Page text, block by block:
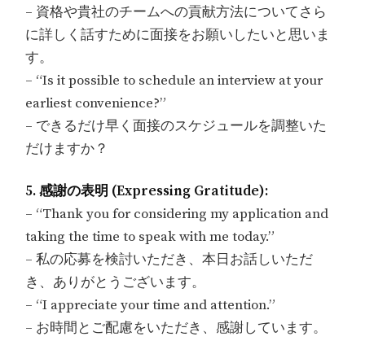
– 資格や貴社のチームへの貢献方法についてさら
に詳しく話すために面接をお願いしたいと思いま
す。
– “Is it possible to schedule an interview at your
earliest convenience?”
– できるだけ早く面接のスケジュールを調整いた
だけますか？
5. 感謝の表明 (Expressing Gratitude):
– “Thank you for considering my application and
taking the time to speak with me today.”
– 私の応募を検討いただき、本日お話しいただ
き、ありがとうございます。
– “I appreciate your time and attention.”
– お時間とご配慮をいただき、感謝しています。